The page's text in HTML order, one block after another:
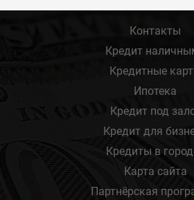
Контакты
Кредит
Кредитные
Ипотека
Кредит под
Кредит для
Кредиты в
Карта сайта
Партнёрская